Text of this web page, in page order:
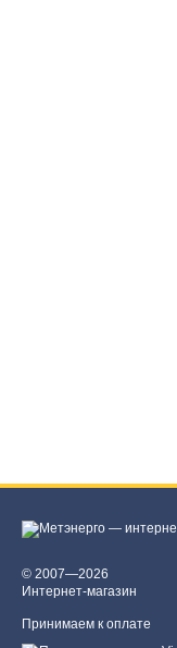
© 2007—2026
Интернет-магазин
Принимаем к оплате